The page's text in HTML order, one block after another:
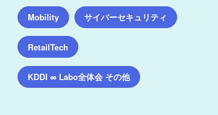
Mobility サイバーセキュリティ
RetailTech
KDDI ∞ Labo全体会 その他